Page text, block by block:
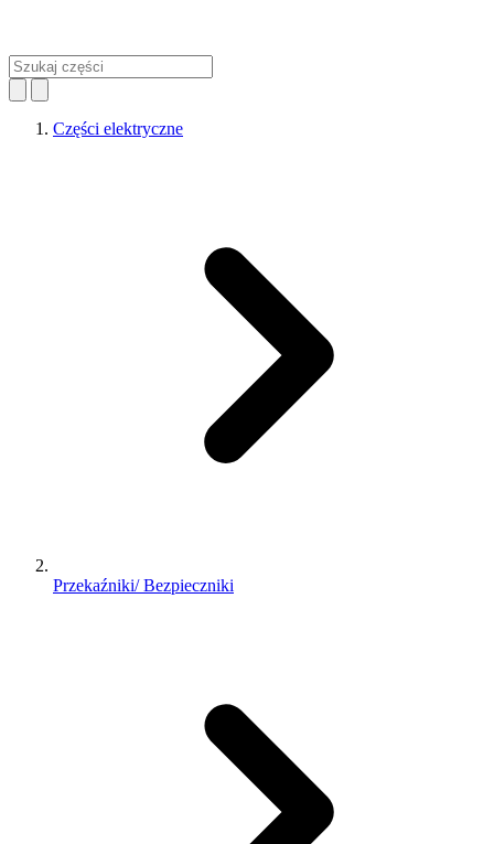
Części elektryczne
Przekaźniki/ Bezpieczniki